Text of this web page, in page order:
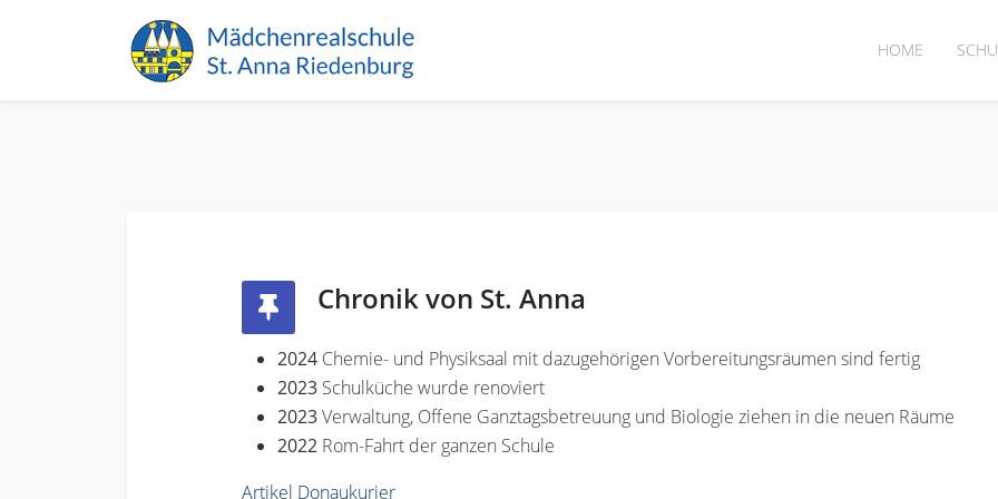
HOME
Chronik von St. Anna
2024 Chemie- und Physiksaal mit dazugehörigen Vorbereitungsräumen sind fertig
2023 Schulküche wurde renoviert
2023Verwaltung, Offene Ganztagsbetreuung und Biologie ziehen in die neuen Räume
2022 Rom-Fahrt der ganzen Schule
Artikel Donaukurier